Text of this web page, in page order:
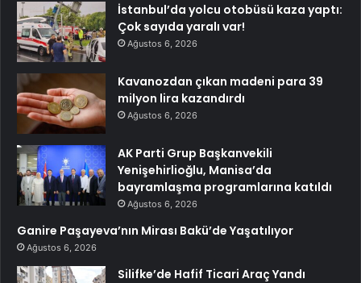
İstanbul’da yolcu otobüsü kaza yaptı:
Çok sayıda yaralı var!
Ağustos 6, 2026
Kavanozdan çıkan madeni para 39
milyon lira kazandırdı
Ağustos 6, 2026
AK Parti Grup Başkanvekili
Yenişehirlioğlu, Manisa’da
bayramlaşma programlarına katıldı
Ağustos 6, 2026
Ganire Paşayeva’nın Mirası Bakü’de Yaşatılıyor
Ağustos 6, 2026
Silifke’de Hafif Ticari Araç Yandı